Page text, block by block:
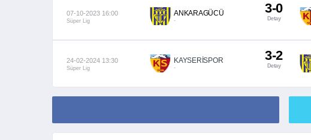
07-10-2023 16:00
Süper Lig
ANKARAGÜCÜ
-
3-0
Detay
24-02-2024 13:30
Süper Lig
KAYSERİSPOR
-
3-2
Detay